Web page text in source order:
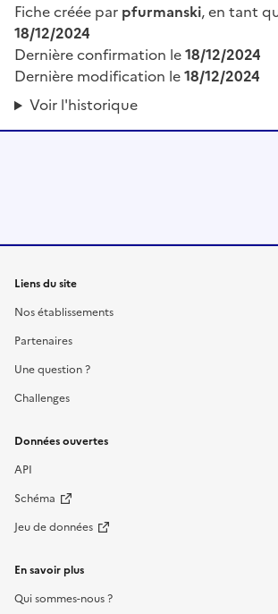
Fiche créée par pfurmanski, en tant
18/12/2024
Dernière confirmation le18/12/2024
Dernière modification le18/12/2024
Voir l'historique
Liens du site
Nos établissements
Partenaires
Une question ?
Challenges
Données ouvertes
API
Schéma
Jeu de données
En savoir plus
Qui sommes-nous ?